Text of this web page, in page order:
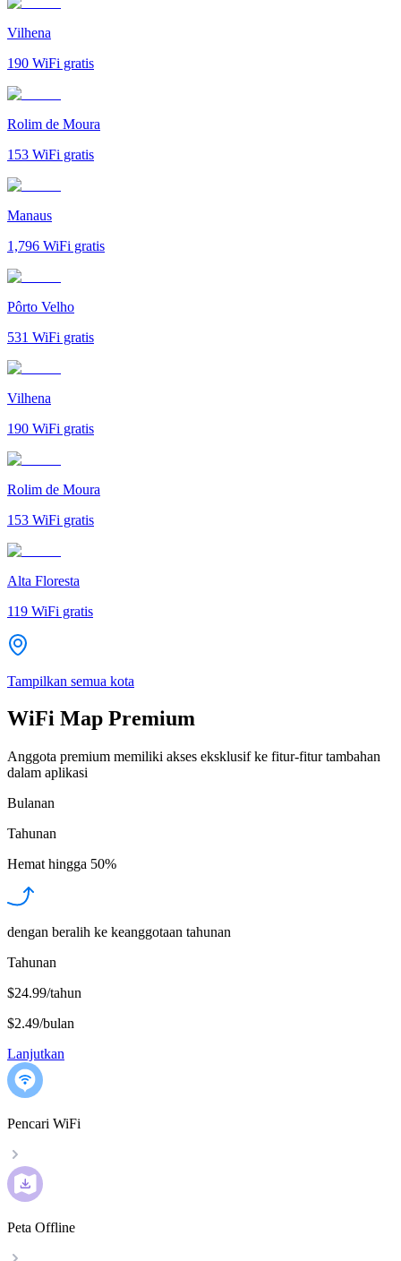
Vilhena
190 WiFi gratis
Rolim de Moura
153 WiFi gratis
Manaus
1,796 WiFi gratis
Pôrto Velho
531 WiFi gratis
Vilhena
190 WiFi gratis
Rolim de Moura
153 WiFi gratis
Alta Floresta
119 WiFi gratis
Tampilkan semua kota
WiFi Map Premium
Anggota premium memiliki akses eksklusif ke fitur-fitur tambahan
dalam aplikasi
Bulanan
Tahunan
Hemat hingga 50%
dengan beralih ke keanggotaan tahunan
Tahunan
$24.99/tahun
$2.49/bulan
Lanjutkan
Pencari WiFi
Peta Offline